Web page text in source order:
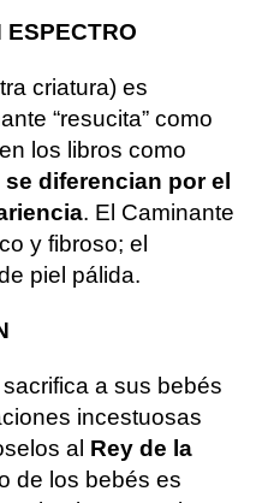
ESPECTRO
criatura) es
“resucita” como
los libros como
se diferencian por el
. El Caminante
y fibroso; el
piel pálida.
a sus bebés
incestuosas
al Rey de la
de los bebés es